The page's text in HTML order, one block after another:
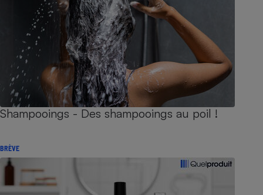
Shampooings - Des shampooings au poil !
BRÈVE